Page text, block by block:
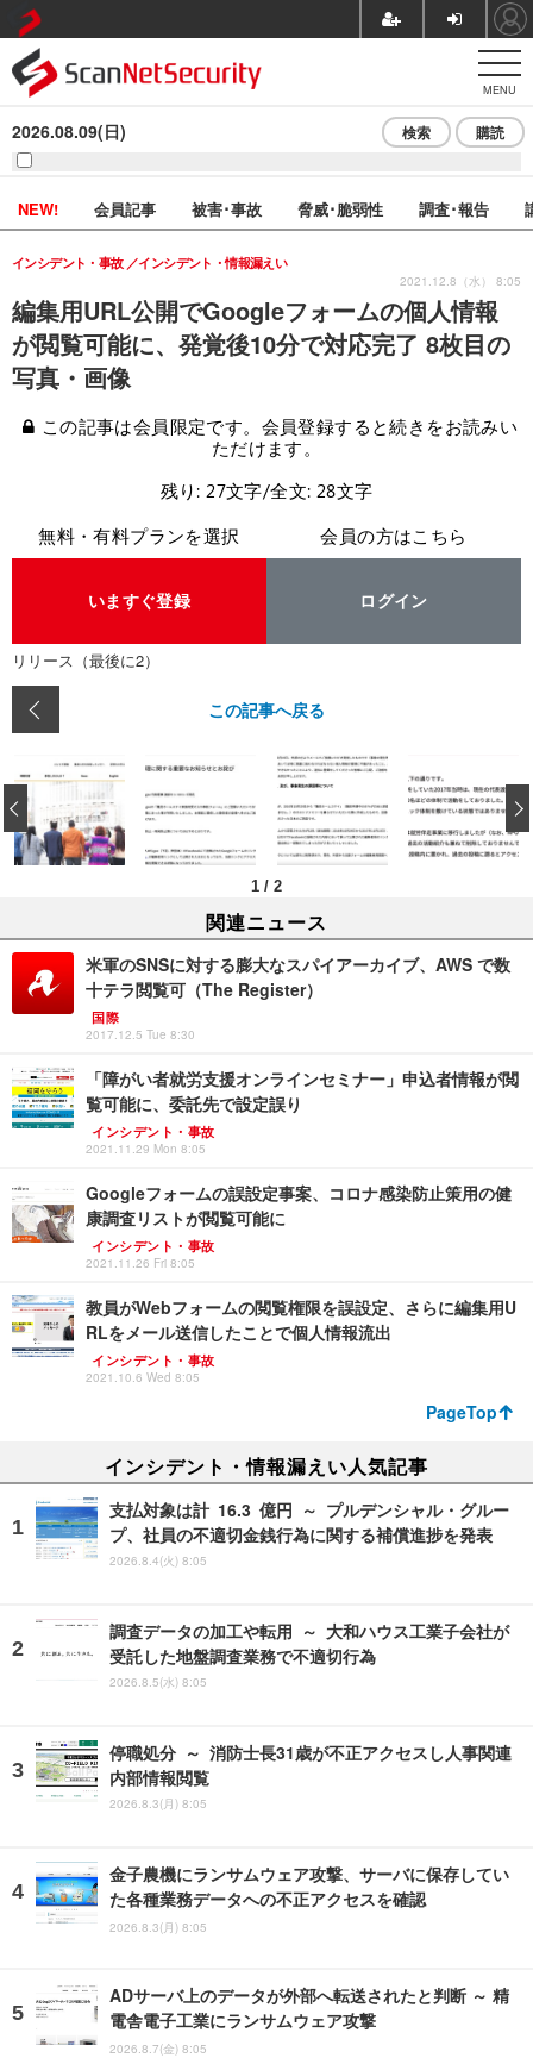
MENU
2026.08.09(日) 検索 購読
NEW! 会員記事 被害･事故 脅威･脆弱性 調査･報告
編集用URL公開でGoogleフォームの個人情報
が閲覧可能に、発覚後10分で対応完了 8枚目の
写真・画像
インシデント・事故 インシデント・情報漏えい
2021.12.8（水） 8:05
この記事は会員限定です。会員登録すると続きをお読みい
ただけます。
残り: 27文字/全文: 28文字
無料・有料プランを選択
いますぐ登録
会員の方はこちら
ログイン
リリース（最後に2）
この記事へ戻る
1 / 2
‹
関連ニュース
米軍のSNSに対する膨大なスパイアーカイブ、AWS で数
十テラ閲覧可（The Register）
国際
2017.12.5 Tue 8:30
「障がい者就労支援オンラインセミナー」申込者情報が閲
覧可能に、委託先で設定誤り
インシデント・事故
2021.11.29 Mon 8:05
Googleフォームの誤設定事案、コロナ感染防止策用の健
康調査リストが閲覧可能に
インシデント・事故
2021.11.26 Fri 8:05
教員がWebフォームの閲覧権限を誤設定、さらに編集用U
RLをメール送信したことで個人情報流出
インシデント・事故
2021.10.6 Wed 8:05
PageTop
インシデント・情報漏えい人気記事
支払対象は計 16.3 億円 ～ プルデンシャル・グルー
プ、社員の不適切金銭行為に関する補償進捗を発表
2026.8.4(火) 8:05
調査データの加工や転用 ～ 大和ハウス工業子会社が
受託した地盤調査業務で不適切行為
2026.8.5(水) 8:05
停職処分 ～ 消防士長31歳が不正アクセスし人事関連
内部情報閲覧
2026.8.3(月) 8:05
金子農機にランサムウェア攻撃、サーバに保存してい
た各種業務データへの不正アクセスを確認
2026.8.3(月) 8:05
ADサーバ上のデータが外部へ転送されたと判断 ～ 精
電舎電子工業にランサムウェア攻撃
2026.8.7(金) 8:05